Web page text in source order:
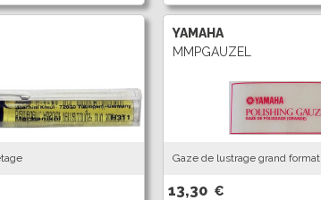
YAMAHA
MMPGAUZEL
Gaze de lustrage grand format
13,30 €